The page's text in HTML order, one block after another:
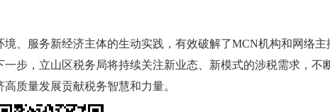
、服务新经济主体的生动实践，有效破解了MCN机构和网络主
步，立山区税务局将持续关注新业态、新模式的涉税需求，不
质量发展贡献税务智慧和力量。